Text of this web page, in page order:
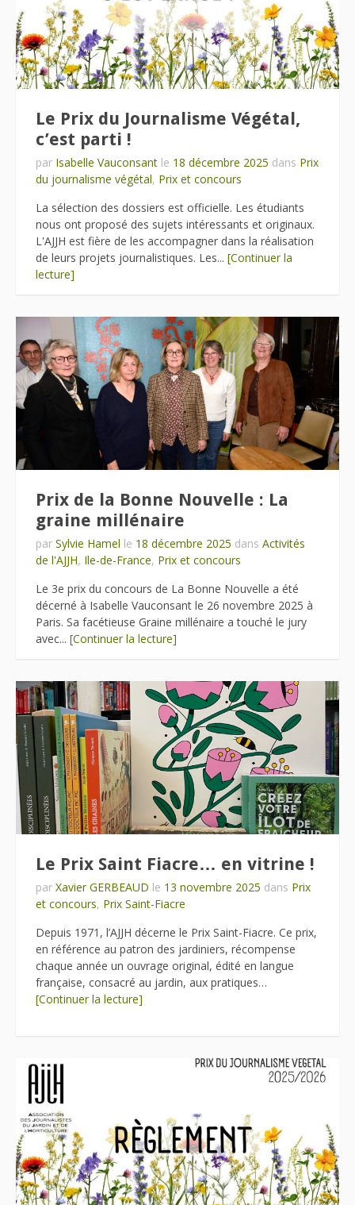
Le Prix du Journalisme Végétal,
c’est parti !
par Isabelle Vauconsant le 18 décembre 2025 dans Prix
du journalisme végétal, Prix et concours
La sélection des dossiers est officielle. Les étudiants
nous ont proposé des sujets intéressants et originaux.
L'AJJH est fière de les accompagner dans la réalisation
de leurs projets journalistiques. Les... [Continuer la
lecture]
Prix de la Bonne Nouvelle : La
graine millénaire
par Sylvie Hamel le 18 décembre 2025 dans Activités
de l'AJJH, Ile-de-France, Prix et concours
Le 3e prix du concours de La Bonne Nouvelle a été
décerné à Isabelle Vauconsant le 26 novembre 2025 à
Paris. Sa facétieuse Graine millénaire a touché le jury
avec... [Continuer la lecture]
Le Prix Saint Fiacre… en vitrine !
par Xavier GERBEAUD le 13 novembre 2025 dans Prix
et concours, Prix Saint-Fiacre
Depuis 1971, l’AJJH décerne le Prix Saint-Fiacre. Ce prix,
en référence au patron des jardiniers, récompense
chaque année un ouvrage original, édité en langue
française, consacré au jardin, aux pratiques…
[Continuer la lecture]